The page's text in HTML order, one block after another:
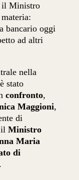
il Ministro
bancario oggi
ad altri
nella
stato
confronto,
Maggioni,
di
ilMinistro
Maria
di
.